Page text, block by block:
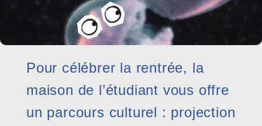
Pour célébrer la rentrée, la
maison de l’étudiant vous offre
un parcours culturel : projection